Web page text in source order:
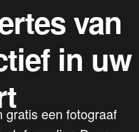
van
in uw
gratis een fotograaf